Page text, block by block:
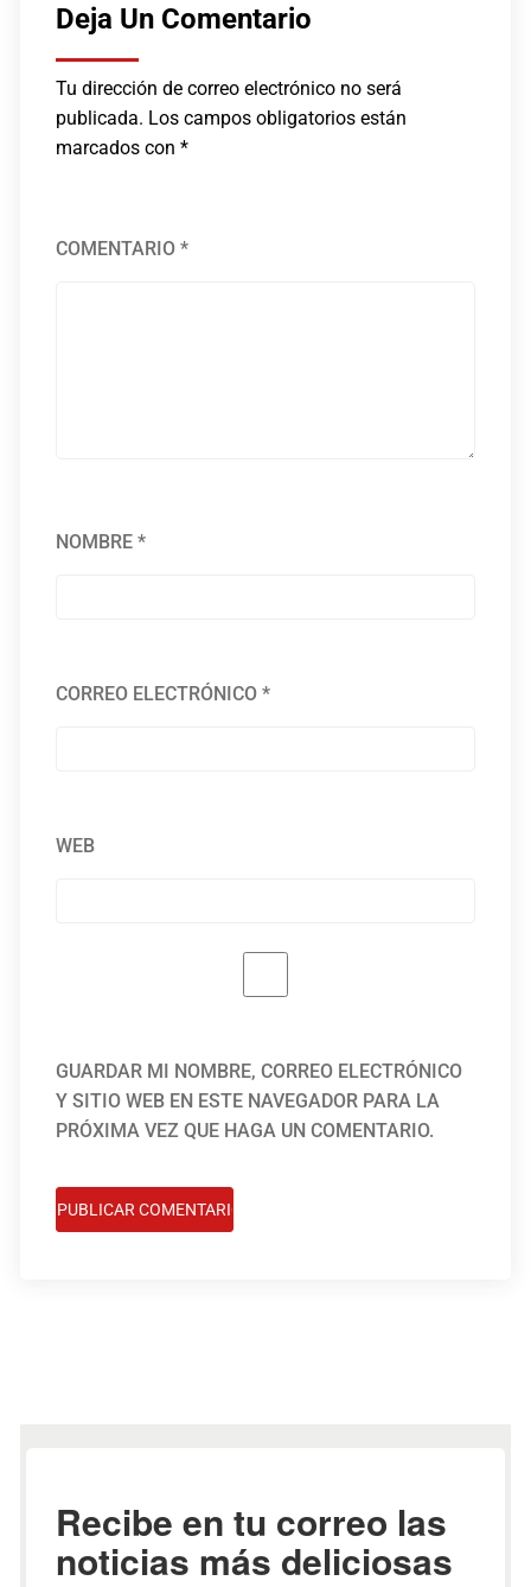
Deja Un Comentario
Tu dirección de correo electrónico no será
publicada. Los campos obligatorios están
marcados con*
COMENTARIO*
NOMBRE*
CORREO ELECTRÓNICO*
WEB
GUARDAR MI NOMBRE, CORREO ELECTRÓNICO
Y SITIO WEB EN ESTE NAVEGADOR PARA LA
PRÓXIMA VEZ QUE HAGA UN COMENTARIO.